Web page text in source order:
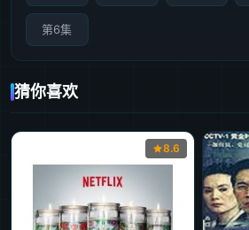
第6集
猜你喜欢
8.6